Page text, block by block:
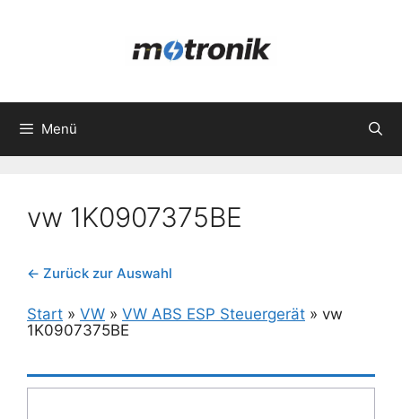
Menü
vw 1K0907375BE
← Zurück zur Auswahl
Start » VW » VW ABS ESP Steuergerät » vw
1K0907375BE